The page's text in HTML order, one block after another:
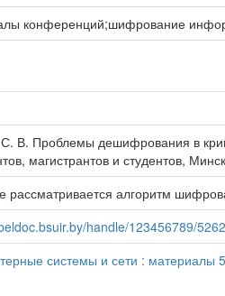
конференций;шифрование
С. В. Проблемы дешифрования в
магистрантов и студентов,
рассматривается алгоритм
handle/123456789/
системы и сети : материалы